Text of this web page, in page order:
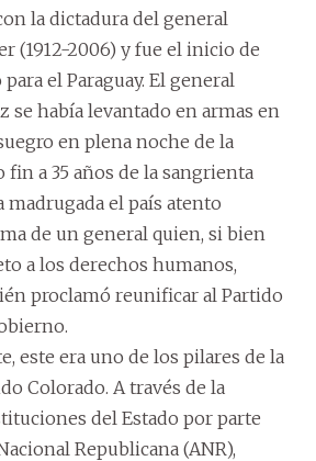
la dictadura del general
(1912-2006) y fue el inicio de
el Paraguay. El general
se había levantado en armas en
en plena noche de la
fin a 35 años de la sangrienta
madrugada el país atento
de un general quien, si bien
a los derechos humanos,
proclamó reunificar al Partido
este era uno de los pilares de la
Colorado. A través de la
del Estado por parte
Republicana (ANR),